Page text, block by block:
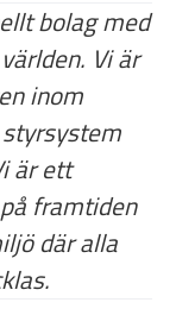
bolag med
Vi är
inom
är ett
framtiden
där alla